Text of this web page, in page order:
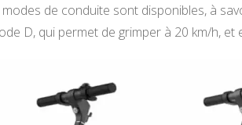
de conduite sont disponibles, à
D, qui permet de grimper à 20 km/h,